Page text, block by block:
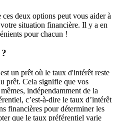
deux options peut vous aider à
situation financière. Il y a en
pour chacun !
un prêt où le taux d'intérêt reste
prêt. Cela signifie que vos
indépendamment de la
c’est-à-dire le taux d’intérêt
financières pour déterminer les
que le taux préférentiel varie